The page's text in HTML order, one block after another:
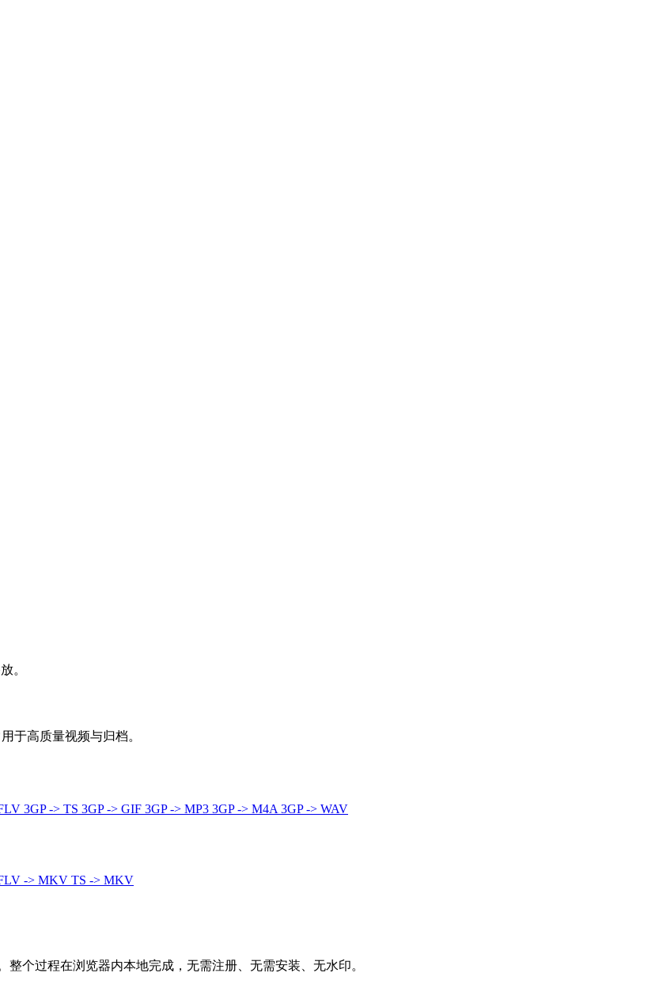
。
于高质量视频与归档。
3GP -> TS 3GP -> GIF 3GP -> MP3 3GP -> M4A 3GP -> WAV
-> MKV TS -> MKV
个过程在浏览器内本地完成，无需注册、无需安装、无水印。